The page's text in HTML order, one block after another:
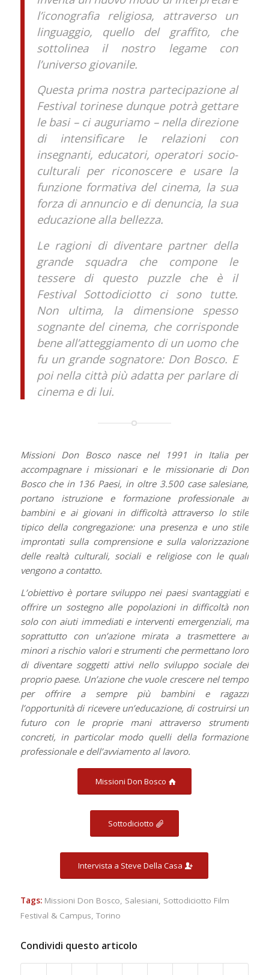
l’iconografia religiosa, attraverso un
linguaggio, quello del graffito, che
sottolinea il nostro legame con
l’universo giovanile.
Questa prima nostra partecipazione al
Festival torinese dunque potrà gettare
le basi – ci auguriamo – nella direzione
di intensificare le relazioni con
insegnanti, educatori, operatori socio-
culturali per riconoscere e usare la
funzione formativa del cinema, la sua
forza di annuncio e di denuncia, la sua
educazione alla bellezza.
Le ragioni di diventare partner della
grande squadra che compone le
tessere di questo puzzle che è il
Festival Sottodiciotto ci sono tutte.
Non ultima, la dimensione spesso
sognante del cinema, che corrisponde
bene all’atteggiamento di un uomo che
fu un grande sognatore: Don Bosco. E
poi nella città più adatta per parlare di
cinema e di lui.
Missioni Don Bosco nasce nel 1991 in Italia per
accompagnare i missionari e le missionarie di Don
Bosco che in 136 Paesi, in oltre 3.500 case salesiane,
portano istruzione e formazione professionale ai
bambini e ai giovani in difficoltà attraverso lo stile
tipico della congregazione: una presenza e uno stile
improntati sulla comprensione e sulla valorizzazione
delle realtà culturali, sociali e religiose con le quali
vengono a contatto.
L’obiettivo è portare sviluppo nei paesi svantaggiati e
offrire un sostegno alle popolazioni in difficoltà non
solo con aiuti immediati e interventi emergenziali, ma
soprattutto con un’azione mirata a trasmettere ai
minori a rischio valori e strumenti che permettano loro
di diventare soggetti attivi nello sviluppo sociale del
proprio paese. Un’azione che vuole crescere nel tempo
per offrire a sempre più bambini e ragazzi
l’opportunità di ricevere un’educazione, di costruirsi un
futuro con le proprie mani attraverso strumenti
concreti, in particolar modo quelli della formazione
professionale e dell’avviamento al lavoro.
Missioni Don Bosco
Sottodiciotto
Intervista a Steve Della Casa
Tags: Missioni Don Bosco Salesiani Sottodiciotto Film
Festival & Campus Torino
Condividi questo articolo